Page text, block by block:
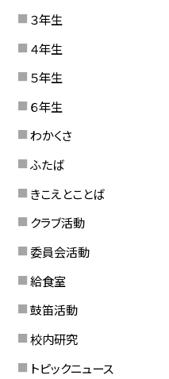
３年生
４年生
５年生
６年生
わかくさ
ふたば
きこえとことば
クラブ活動
委員会活動
給食室
鼓笛活動
校内研究
トピックニュース